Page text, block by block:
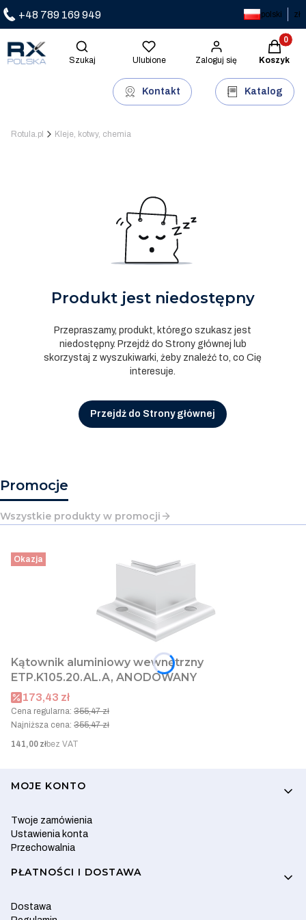
+48 789 169 949 polski zł
Otwórz wyszukiwarkę
Szukaj Ulubione Zaloguj się Koszyk
Kontakt Katalog
Rotula.pl Kleje, kotwy, chemia
Produkt jest niedostępny
Przepraszamy, produkt, którego szukasz jest
niedostępny. Przejdź do Strony głównej lub
skorzystaj z wyszukiwarki, żeby znaleźć to, co Cię
interesuje.
Przejdź do Strony głównej
Promocje
Wszystkie produkty w promocji
Okazja
Kątownik aluminiowy wewnętrzny
ETP.K105.20.AL.A, ANODOWANY
Cena promocyjna
173,43 zł
Cena regularna: 355,47 zł
Najniższa cena: 355,47 zł
Cena
141,00 złbez VAT
Linki w stopce
MOJE KONTO
Twoje zamówienia
Ustawienia konta
Przechowalnia
PŁATNOŚCI I DOSTAWA
Dostawa